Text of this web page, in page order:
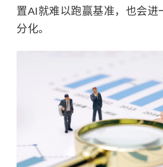
置AI就难以跑赢基准，也会进
分化。